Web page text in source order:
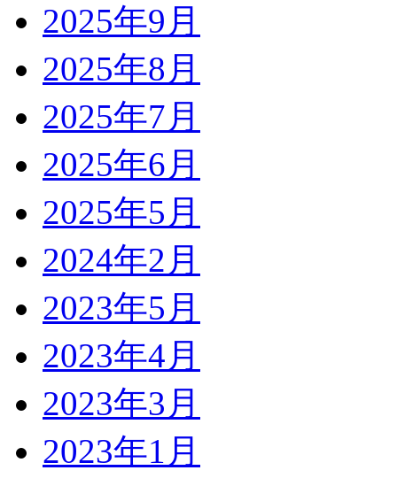
2025年9月
2025年8月
2025年7月
2025年6月
2025年5月
2024年2月
2023年5月
2023年4月
2023年3月
2023年1月